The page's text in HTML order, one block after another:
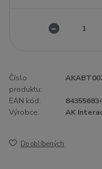
Číslo
produktu:
EAN kód:
Výrobce:
AK
Do oblíbených